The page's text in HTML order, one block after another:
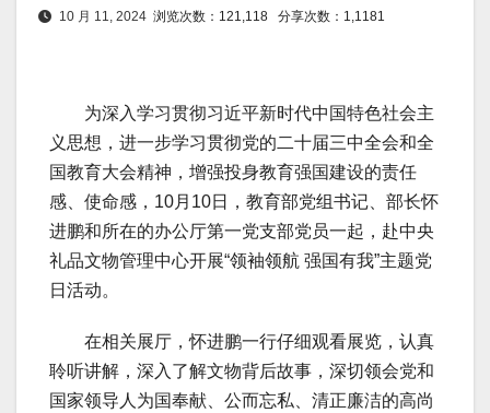
10 月 11, 2024 浏览次数：121,118 分享次数：1,1181
为深入学习贯彻习近平新时代中国特色社会主
义思想，进一步学习贯彻党的二十届三中全会和全
国教育大会精神，增强投身教育强国建设的责任
感、使命感，10月10日，教育部党组书记、部长怀
进鹏和所在的办公厅第一党支部党员一起，赴中央
礼品文物管理中心开展“领袖领航 强国有我”主题党
日活动。
在相关展厅，怀进鹏一行仔细观看展览，认真
聆听讲解，深入了解文物背后故事，深切领会党和
国家领导人为国奉献、公而忘私、清正廉洁的高尚